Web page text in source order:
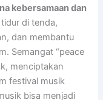
kebersamaan dan
di tenda,
dan membantu
Semangat “peace
menciptakan
festival musik
bisa menjadi